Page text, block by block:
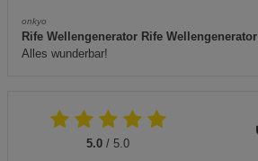
onkyo
Rife Wellengenerator Rife Wellengenerator
Alles wunderbar!
5.0 / 5.0